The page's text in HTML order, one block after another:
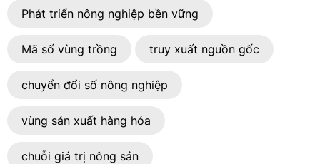
Phát triển nông nghiệp bền vững
Mã số vùng trồng truy xuất nguồn gốc
chuyển đổi số nông nghiệp
vùng sản xuất hàng hóa
chuỗi giá trị nông sản